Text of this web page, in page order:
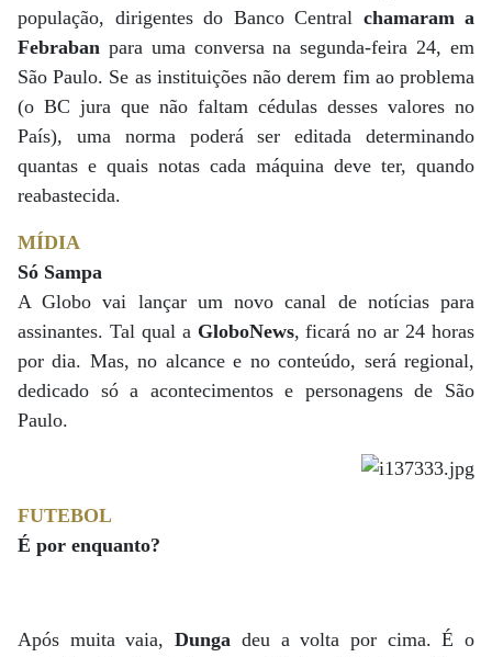
população, dirigentes do Banco Central chamaram a
Febraban para uma conversa na segunda-feira 24, em
São Paulo. Se as instituições não derem fim ao problema
(o BC jura que não faltam cédulas desses valores no
País), uma norma poderá ser editada determinando
quantas e quais notas cada máquina deve ter, quando
reabastecida.
MÍDIA
Só Sampa
A Globo vai lançar um novo canal de notícias para
assinantes. Tal qual a GloboNews, ficará no ar 24 horas
por dia. Mas, no alcance e no conteúdo, será regional,
dedicado só a acontecimentos e personagens de São
Paulo.
FUTEBOL
É por enquanto?
Após muita vaia,Dunga deu a volta por cima. É o